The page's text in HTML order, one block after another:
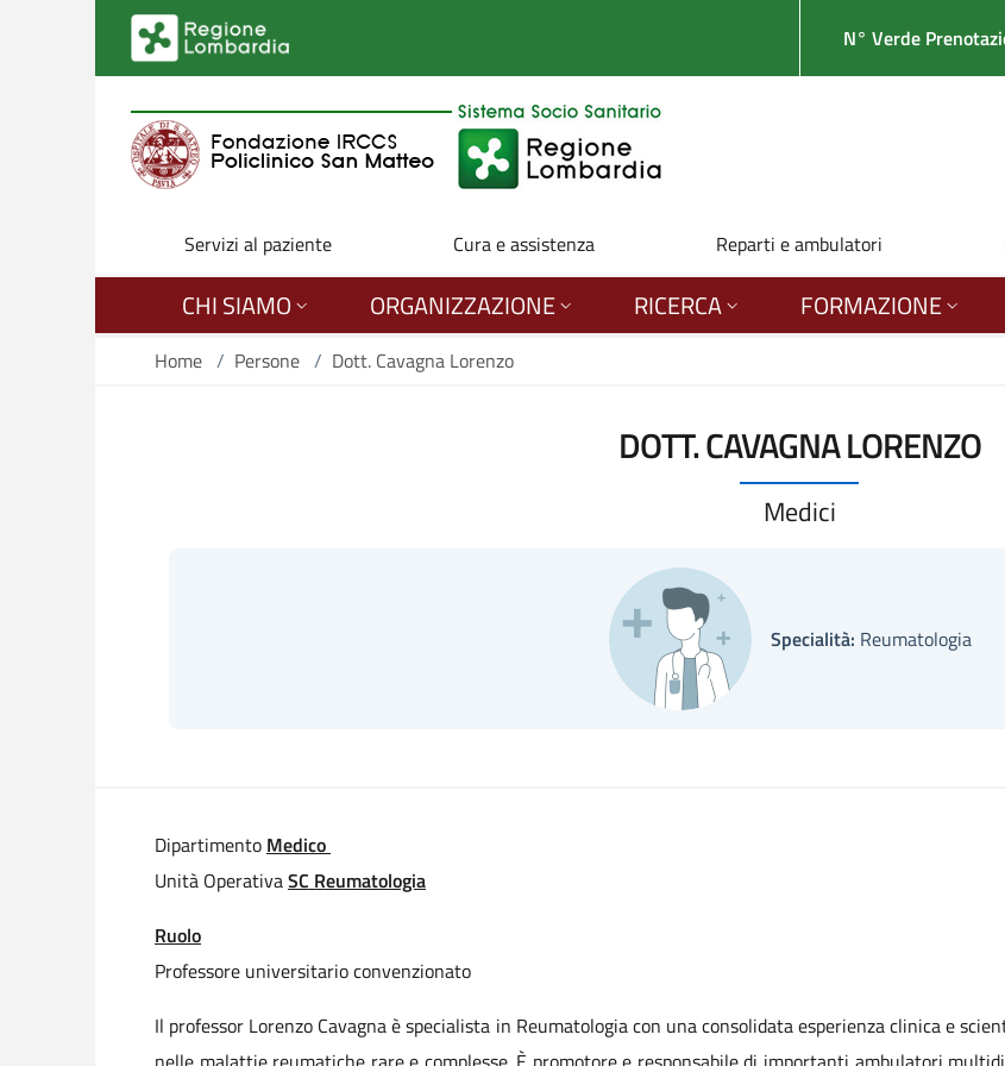
Salta al contenuto principale
N° Verde
Servizi al paziente Cura e assistenza Reparti e ambulatori
CHI SIAMO ORGANIZZAZIONE RICERCA FORMAZIONE
Home / Persone / Dott. Cavagna Lorenzo
DOTT. CAVAGNA LORENZO
Medici
Specialità: Reumatologia
Dipartimento Medico
Unità OperativaSC Reumatologia
Ruolo
Professore universitario convenzionato
Il professor Lorenzo Cavagna è specialista in Reumatologia con una consolidata esperienza clinica e